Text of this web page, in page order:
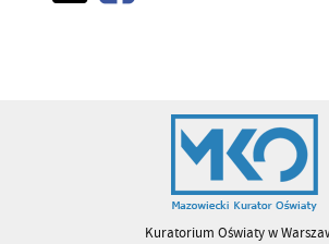
Kuratorium Oświaty w